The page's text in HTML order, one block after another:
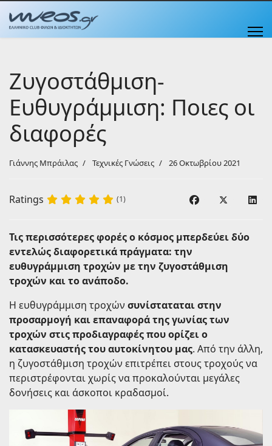
Ζυγοστάθμιση-
Ευθυγράμμιση: Ποιες οι
διαφορές
Γιάννης Μπράιλας Τεχνικές Γνώσεις 26 Οκτωβρίου 2021
Ratings (1)
Τις περισσότερες φορές ο κόσμος μπερδεύει δύο
εντελώς διαφορετικά πράγματα: την
ευθυγράμμιση τροχών με την ζυγοστάθμιση
τροχών και το ανάποδο.
Η ευθυγράμμιση τροχών συνίσταταται στην
προσαρμογή και επαναφορά της γωνίας των
τροχών στις προδιαγραφές που ορίζει ο
κατασκευαστής του αυτοκίνητου μας. Από την άλλη,
η ζυγοστάθμιση τροχών επιτρέπει στους τροχούς να
περιστρέφονται χωρίς να προκαλούνται μεγάλες
δονήσεις και άσκοποι κραδασμοί.